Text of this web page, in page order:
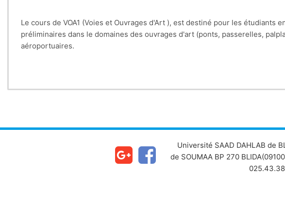
Le cours de VOA1 (Voies et Ouvrages d'Art ), est destiné pour les
préliminaires dans le domaines des ouvrages d'art (ponts, passerelles,
aéroportuaires.
L'étudiant, par le biais de ce cours, sera en mesure de connaitre les
en faisant des pré-dimensionnements Par le biais du code (Fascicule 61-
est possible. Pour la dernière partie du cours de VOA1, l'étudiants peux
Mc120 et Exceptionnel (Convoi D), pour dimensionner et calculer la
Pr. Mouloud
Université SAAD DAHLAB de
de SOUMAA BP 270